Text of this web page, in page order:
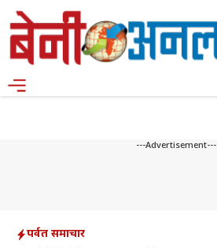
Skip
to
content
---Advertisement---
पर्वत समाचार